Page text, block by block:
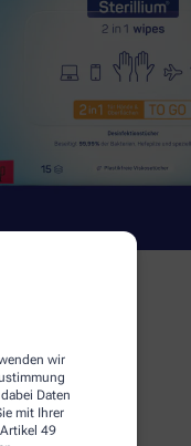
wir
Daten
mit Ihrer
49